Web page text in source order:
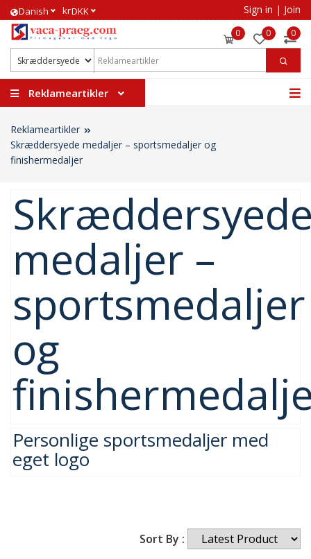
​Danish krDKK Sign in | Join
0 0 0
Reklameartikler
Reklameartikler
Skræddersyede medaljer – sportsmedaljer og
finishermedaljer
medaljer –
sportsmedaljer
og
Personlige sportsmedaljer med
eget logo
Sort By :